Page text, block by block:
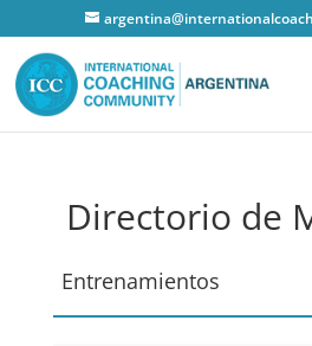
Directorio de
Entrenamientos